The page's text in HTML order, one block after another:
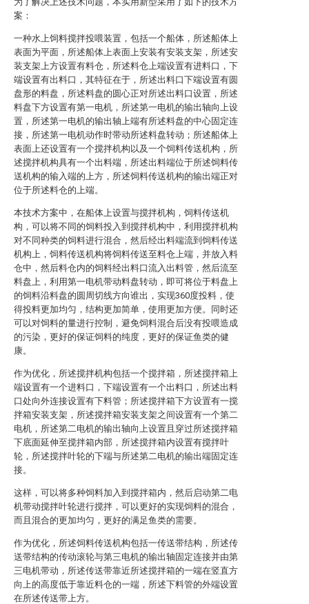
案：
一种水上饲料搅拌投喂装置，包括一个船体，所述船体上
表面为平面，所述船体上表面上安装有安装支架，所述安
装支架上方设置有料仓，所述料仓上端设置有进料口，下
端设置有出料口，其特征在于，所述出料口下端设置有圆
盘形的料盘，所述料盘的圆心正对所述出料口设置，所述
料盘下方设置有第一电机，所述第一电机的输出轴向上设
置，所述第一电机的输出轴上端有所述料盘的中心固定连
接，所述第一电机动作时带动所述料盘转动；所述船体上
表面上还设置有一个搅拌机构以及一个饲料传送机构，所
述搅拌机构具有一个出料端，所述出料端位于所述饲料传
送机构的输入端的上方，所述饲料传送机构的输出端正对
位于所述料仓的上端。
本技术方案中，在船体上设置与搅拌机构，饲料传送机
构，可以将不同的饲料投入到搅拌机构中，利用搅拌机构
对不同种类的饲料进行混合，然后经出料端流到饲料传送
机构上，饲料传送机构将饲料传送至料仓上端，并放入料
仓中，然后料仓内的饲料经出料口流入出料管，然后流至
料盘上，利用第一电机带动料盘转动，即可将位于料盘上
的饲料沿料盘的圆周切线方向谁出，实现360度投料，使
得投料更加均匀，结构更加简单，使用更加方便。同时还
可以对饲料的量进行控制，避免饲料混合后没有投喂造成
的污染，更好的保证饲料的纯度，更好的保证鱼类的健
康。
作为优化，所述搅拌机构包括一个搅拌箱，所述搅拌箱上
端设置有一个进料口，下端设置有一个出料口，所述出料
口处向外连接设置有下料管；所述搅拌箱下方设置有一搅
拌箱安装支架，所述搅拌箱安装支架之间设置有一个第二
电机，所述第二电机的输出轴向上设置且穿过所述搅拌箱
下底面延伸至搅拌箱内部，所述搅拌箱内设置有搅拌叶
轮，所述搅拌叶轮的下端与所述第二电机的输出端固定连
接。
这样，可以将多种饲料加入到搅拌箱内，然后启动第二电
机带动搅拌叶轮进行搅拌，可以更好的实现饲料的混合，
而且混合的更加均匀，更好的满足鱼类的需要。
作为优化，所述饲料传送机构包括一传送带结构，所述传
送带结构的传动滚轮与第三电机的输出轴固定连接并由第
三电机带动，所述传送带靠近所述搅拌箱的一端在竖直方
向上的高度低于靠近料仓的一端，所述下料管的外端设置
在所述传送带上方。